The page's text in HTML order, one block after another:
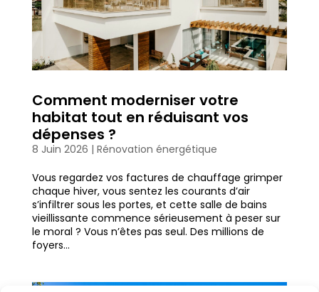
Comment moderniser votre
habitat tout en réduisant vos
dépenses ?
8 Juin 2026 | Rénovation énergétique
Vous regardez vos factures de chauffage grimper
chaque hiver, vous sentez les courants d’air
s’infiltrer sous les portes, et cette salle de bains
vieillissante commence sérieusement à peser sur
le moral ? Vous n’êtes pas seul. Des millions de
foyers...